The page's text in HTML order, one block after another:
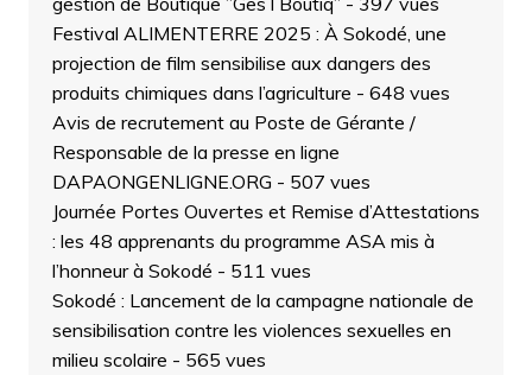
Festival ALIMENTERRE 2025 : À Sokodé, une
projection de film sensibilise aux dangers des
produits chimiques dans l’agriculture - 648 vues
Avis de recrutement au Poste de Gérante /
Responsable de la presse en ligne
DAPAONGENLIGNE.ORG - 507 vues
Journée Portes Ouvertes et Remise d’Attestations
: les 48 apprenants du programme ASA mis à
l’honneur à Sokodé - 511 vues
Sokodé : Lancement de la campagne nationale de
sensibilisation contre les violences sexuelles en
milieu scolaire - 565 vues